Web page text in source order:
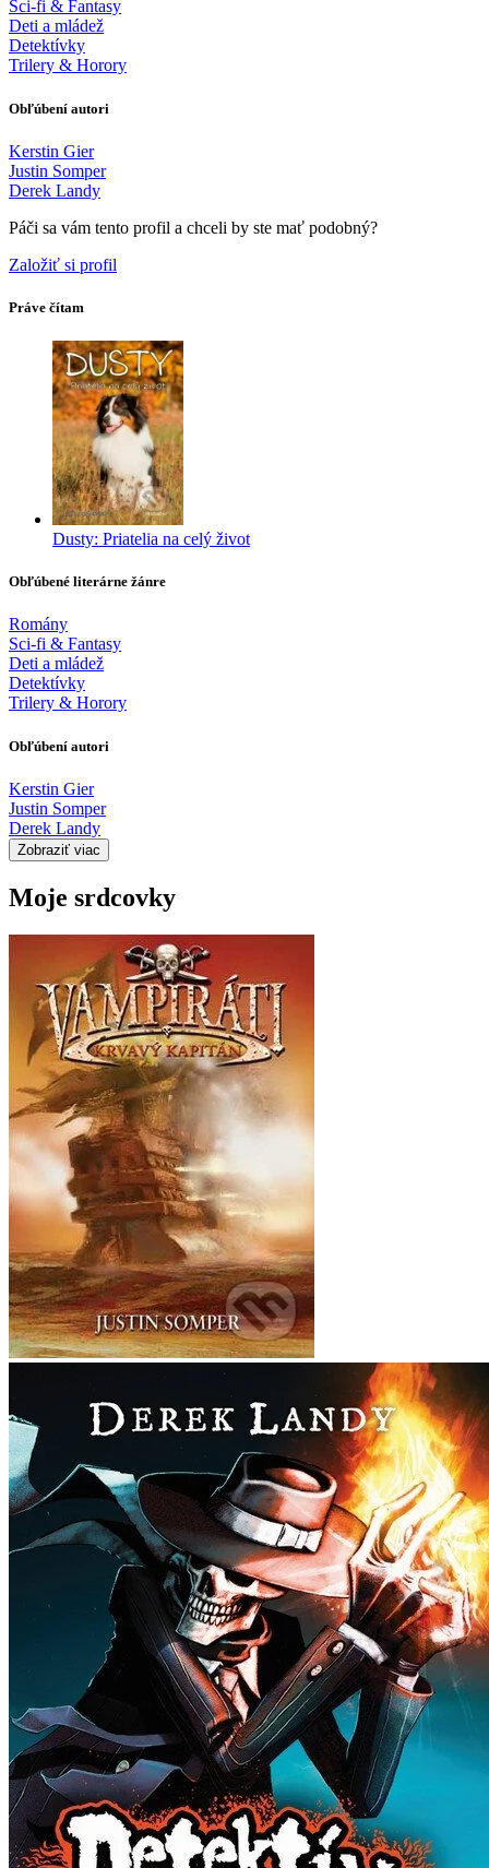
Sci-fi & Fantasy
Deti a mládež
Detektívky
Trilery & Horory
Obľúbení autori
Kerstin Gier
Justin Somper
Derek Landy
Páči sa vám tento profil a chceli by ste mať podobný?
Založiť si profil
Práve čítam
Dusty: Priatelia na celý život
Obľúbené literárne žánre
Romány
Sci-fi & Fantasy
Deti a mládež
Detektívky
Trilery & Horory
Obľúbení autori
Kerstin Gier
Justin Somper
Derek Landy
Zobraziť viac
Moje srdcovky